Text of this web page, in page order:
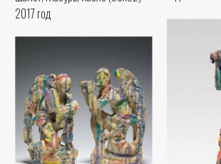
2017 год